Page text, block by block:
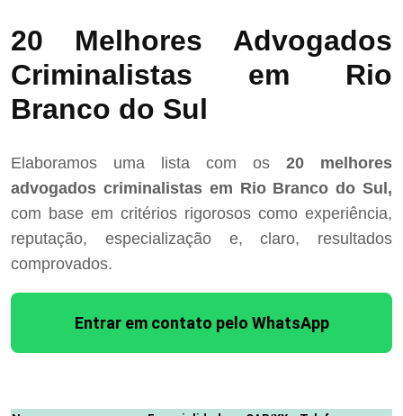
20 Melhores Advogados
Criminalistas em Rio
Branco do Sul
Elaboramos uma lista com os 20 melhores
advogados criminalistas em Rio Branco do Sul,
com base em critérios rigorosos como experiência,
reputação, especialização e, claro, resultados
comprovados.
Entrar em contato pelo WhatsApp